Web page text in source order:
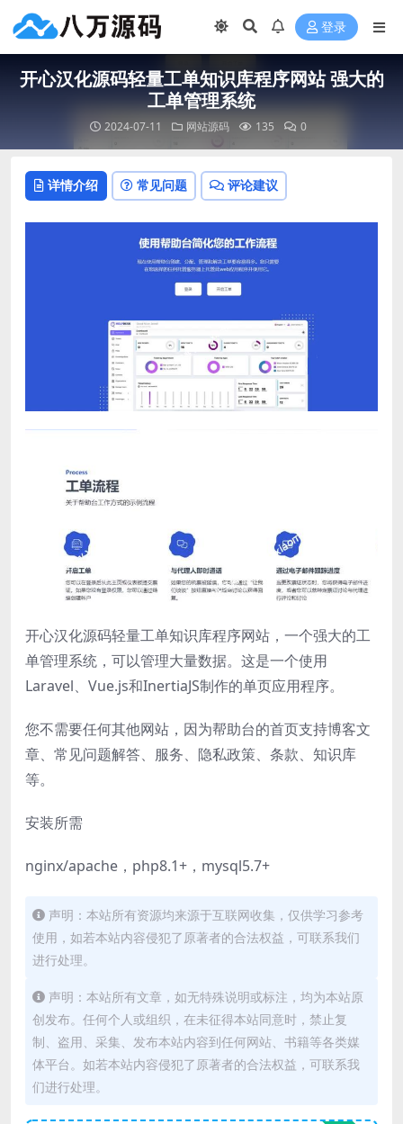
登录
开心汉化源码轻量工单知识库程序网站 强大的
工单管理系统
2024-07-11 网站源码 135 0
详情介绍 常见问题 评论建议
开心汉化源码轻量工单知识库程序网站，一个强大的工
单管理系统，可以管理大量数据。这是一个使用
Laravel、Vue.js和InertiaJS制作的单页应用程序。
您不需要任何其他网站，因为帮助台的首页支持博客文
章、常见问题解答、服务、隐私政策、条款、知识库
等。
安装所需
nginx/apache，php8.1+，mysql5.7+
声明：本站所有资源均来源于互联网收集，仅供学习参考
使用，如若本站内容侵犯了原著者的合法权益，可联系我们
进行处理。
声明：本站所有文章，如无特殊说明或标注，均为本站原
创发布。任何个人或组织，在未征得本站同意时，禁止复
制、盗用、采集、发布本站内容到任何网站、书籍等各类媒
体平台。如若本站内容侵犯了原著者的合法权益，可联系我
们进行处理。